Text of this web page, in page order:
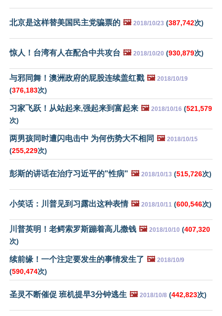
北京是这样替美国民主党骗票的 🖼️ 2018/10/23 (387,742次)
惊人！台湾有人在配合中共攻台 🖼️ 2018/10/20 (930,879次)
与邪同舞！澳洲政府的屁股连续盖红戳 🖼️ 2018/10/19
(376,183次)
习家飞跃！从站起来,强起来到富起来 🖼️ 2018/10/16 (521,579
次)
两男孩同时遭闪电击中 为何伤势大不相同 🖼️ 2018/10/15
(255,229次)
彭斯的讲话在治疗习近平的"性病" 🖼️ 2018/10/13 (515,726次)
小笑话：川普见到习露出这种表情 🖼️ 2018/10/11 (600,546次)
川普英明！老鳄索罗斯蹦着高儿撒钱 🖼️ 2018/10/10 (407,320
次)
续前缘！一个注定要发生的事情发生了 🖼️ 2018/10/9
(590,474次)
圣灵不断催促 班机提早3分钟逃生 🖼️ 2018/10/8 (442,823次)